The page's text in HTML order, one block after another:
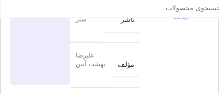
0 بدون
دیدگاه
ناشر
سبز
مؤلف
علیرضا
بهشت آیین